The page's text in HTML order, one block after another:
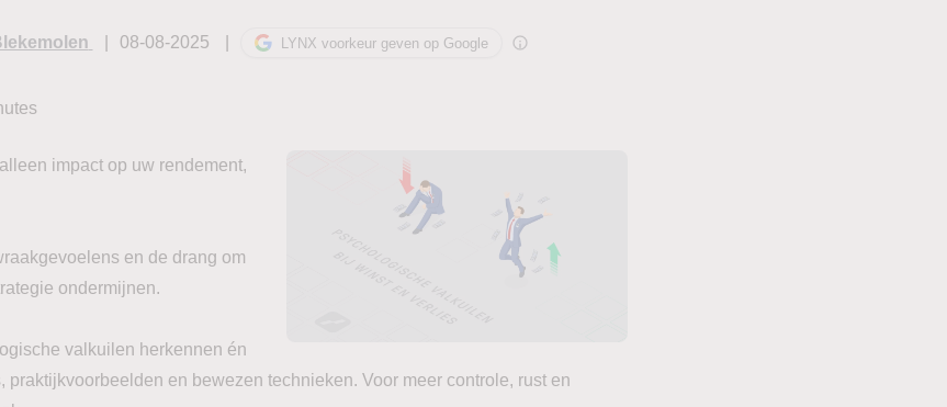
08-08-2025 LYNX voorkeur geven op Google
impact op uw rendement,
en de drang om
ondermijnen.
valkuilen herkennen én
praktijkvoorbeelden en bewezen technieken. Voor meer controle, rust en